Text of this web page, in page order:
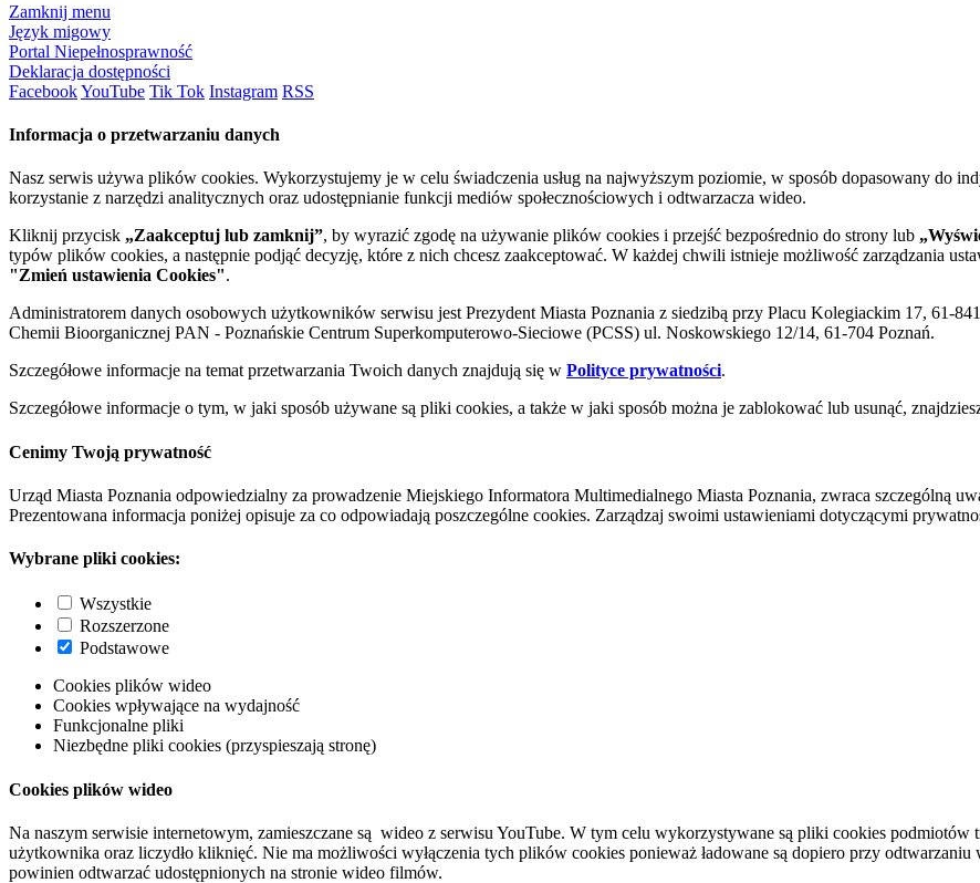
Zamknij menu
Język migowy
Portal Niepełnosprawność
Deklaracja dostępności
FacebookYouTube Tik Tok Instagram RSS
Informacja o przetwarzaniu danych
Nasz serwis używa plików cookies. Wykorzystujemy je w celu świadczenia usług na najwyższym poziomie, w sposób dopasowany do
korzystanie z narzędzi analitycznych oraz udostępnianie funkcji mediów społecznościowych i odtwarzacza wideo.
Kliknij przycisk „Zaakceptuj lub zamknij”, by wyrazić zgodę na używanie plików cookies i przejść bezpośrednio do strony lub
typów plików cookies, a następnie podjąć decyzję, które z nich chcesz zaakceptować. W każdej chwili istnieje możliwość zarządzania
"Zmień ustawienia Cookies".
Administratorem danych osobowych użytkowników serwisu jest Prezydent Miasta Poznania z siedzibą przy Placu Kolegiackim 17, 61-
Chemii Bioorganicznej PAN - Poznańskie Centrum Superkomputerowo-Sieciowe (PCSS) ul. Noskowskiego 12/14, 61-704 Poznań.
Szczegółowe informacje na temat przetwarzania Twoich danych znajdują się w Polityce prywatności.
Szczegółowe informacje o tym, w jaki sposób używane są pliki cookies, a także w jaki sposób można je zablokować lub usunąć,
Cenimy Twoją prywatność
Urząd Miasta Poznania odpowiedzialny za prowadzenie Miejskiego Informatora Multimedialnego Miasta Poznania, zwraca szczególną
Prezentowana informacja poniżej opisuje za co odpowiadają poszczególne cookies. Zarządzaj swoimi ustawieniami dotyczącymi
Wybrane pliki cookies:
Wszystkie
Rozszerzone
Podstawowe
Cookies plików wideo
Cookies wpływające na wydajność
Funkcjonalne pliki
Niezbędne pliki cookies (przyspieszają stronę)
Cookies plików wideo
Na naszym serwisie internetowym, zamieszczane są wideo z serwisu YouTube. W tym celu wykorzystywane są pliki cookies podmiotów
użytkownika oraz liczydło kliknięć. Nie ma możliwości wyłączenia tych plików cookies ponieważ ładowane są dopiero przy
powinien odtwarzać udostępnionych na stronie wideo filmów.